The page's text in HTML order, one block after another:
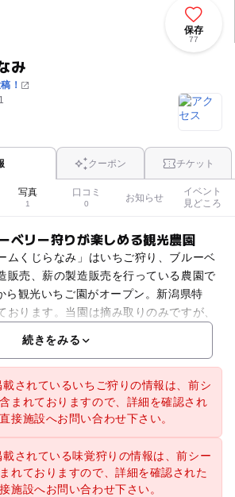
み
！
保存
77
クーポン チケット
写真
1
口コミ
0
お知らせ
イベント
見どころ
ベリー狩りが楽しめる観光農園
ムくじらなみ」はいちご狩り、ブルーベ
販売、薪の製造販売を行っている農園で
ら観光いちご園がオープン。新潟県特
おります。当園は摘み取りのみですが、
た分だけの料金をいただきます。園内に
続きをみる
されているいちご狩りの情報は、前シ
まれておりますので、詳細を確認され
接施設へお問い合わせ下さい。
されている味覚狩りの情報は、前シー
れておりますので、詳細を確認された
施設へお問い合わせ下さい。